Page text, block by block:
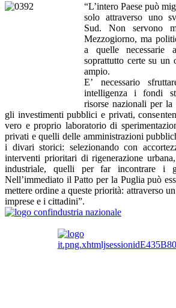
“L’intero Paese può
solo attraverso uno
Sud. Non servono
Mezzogiorno, ma
a quelle necessarie
soprattutto certe su un
ampio.
E’ necessario
intelligenza i fondi
risorse nazionali per
gli investimenti pubblici e privati,
vero e proprio laboratorio di
privati e quelli delle amministrazioni
i divari storici: selezionando con
interventi prioritari di rigenerazione
industriale, quelli per far incontrare i
Nell’immediato il Patto per la Puglia può
mettere ordine a queste priorità: attraverso
imprese e i cittadini”.